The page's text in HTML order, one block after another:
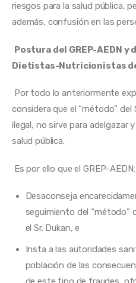
riesgos para la salud pública,
además, confusión en las
Postura del GREP-AEDN
Dietistas-Nutricionistas
Por todo lo anteriormente
considera que el “método” del
ilegal, no sirve para adelgazar
salud pública.
Es por ello que el GREP-AEDN:
Desaconseja
seguimiento del “método”
el Sr. Dukan, e
Insta a las autoridades
población de las